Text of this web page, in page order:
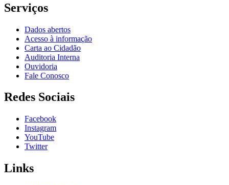
Serviços
Dados abertos
Acesso à informação
Carta ao Cidadão
Auditoria Interna
Ouvidoria
Fale Conosco
Redes Sociais
Facebook
Instagram
YouTube
Twitter
Links